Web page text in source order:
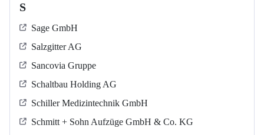
S
Sage GmbH
Salzgitter AG
Sancovia Gruppe
Schaltbau Holding AG
Schiller Medizintechnik GmbH
Schmitt + Sohn Aufzüge GmbH & Co. KG